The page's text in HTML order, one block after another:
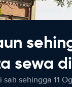
sewa
sah sehingga 11